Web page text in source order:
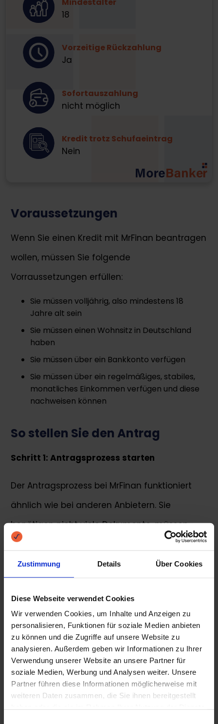
Zustimmung Details Über Cookies
Diese Webseite verwendet Cookies
Wir verwenden Cookies, um Inhalte und Anzeigen zu
personalisieren, Funktionen für soziale Medien anbieten
zu können und die Zugriffe auf unsere Website zu
analysieren. Außerdem geben wir Informationen zu Ihrer
Verwendung unserer Website an unsere Partner für
soziale Medien, Werbung und Analysen weiter. Unsere
Partner führen diese Informationen möglicherweise mit
weiteren Daten zusammen, die Sie ihnen bereitgestellt
Mindestalter
18
Vorzeitige Rückzahlung
Ja
Sofortauszahlung
nicht möglich
Kredit trotz Schufaeintrag
Nein
Voraussetzungen
Wenn Sie einen Kredit mit MrFinan beantragen
wollen, müssen Sie folgende
Vorraussetzungen erfüllen:
Sie müssen volljährig, also mindestens 18
Jahre alt sein
Sie müssen einen Wohnsitz in Deutschland
haben
Sie müssen über ein Bankkonto verfügen
Sie müssen über ein regelmäßiges, stabiles,
monatliches Einkommen verfügen und diese
nachweisen können
So stellen Sie den Antrag
Schritt 1: Antragsprozess starten
Der Antragsprozess bei MrFinan funktioniert
ähnlich wie bei anderen Anbietern. Sie
benötigen nicht viele Dokumente, müssen
jedoch einige Informationen über sich
mitteilen. Zu den Dokumenten, die Sie
der letzten Gehaltsabrechnung. Außerdem
müssen Sie Auskunft zu Ihrer Wohnsituation
und Ihrem Familienstand geben. Zudem
müssen Sie angeben, für was Sie das
geliehene Geld verwenden wollen. Wollen Sie
ein Auto kaufen, eine Immobilie renovieren,